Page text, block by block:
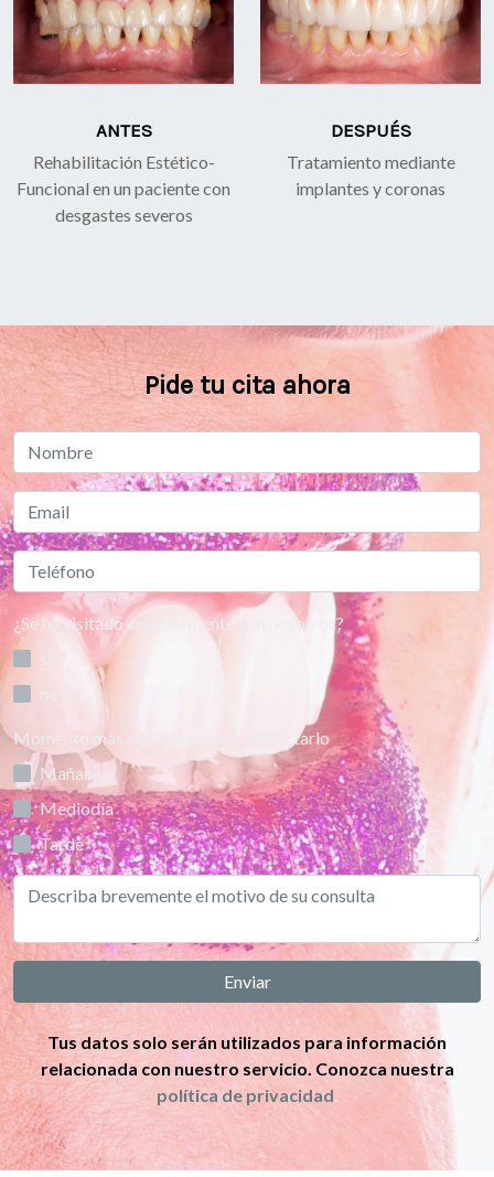
ANTES
Rehabilitación Estético-
Funcional en un paciente con
desgastes severos
DESPUÉS
Tratamiento mediante
implantes y coronas
Pide tu cita ahora
¿Se ha visitado anteriormente con nosotros?
Momento más adecuado para contactarlo
Mañana
Mediodía
Tarde
Enviar
Tus datos solo serán utilizados para información
relacionada con nuestro servicio. Conozca nuestra
política de privacidad.